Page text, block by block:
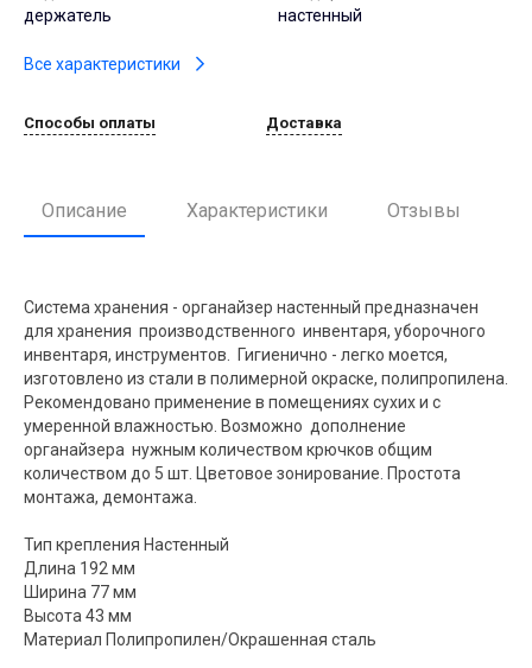
держатель
настенный
Все характеристики
Способы оплаты Доставка
Описание Характеристики Отзывы
Система хранения - органайзер настенный предназначен
для хранения производственного инвентаря, уборочного
инвентаря, инструментов. Гигиенично - легко моется,
изготовлено из стали в полимерной окраске, полипропилена.
Рекомендовано применение в помещениях сухих и с
умеренной влажностью. Возможно дополнение
органайзера нужным количеством крючков общим
количеством до 5 шт. Цветовое зонирование. Простота
монтажа, демонтажа.
Тип крепления Настенный
Длина 192 мм
Ширина 77 мм
Высота 43 мм
Материал Полипропилен/Окрашенная сталь